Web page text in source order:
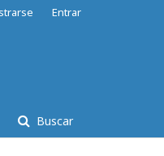
Buscar
Entrar